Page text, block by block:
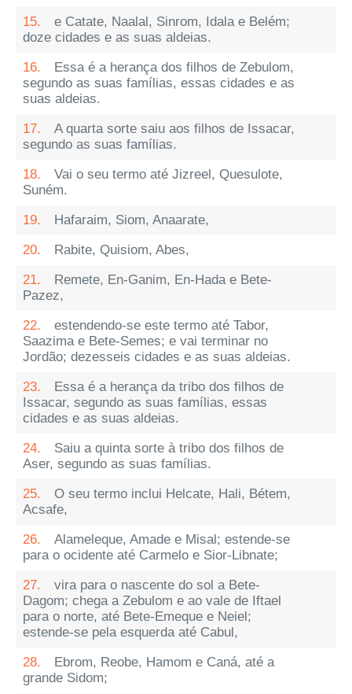
15.
e Catate, Naalal, Sinrom, Idala e Belém;
doze cidades e as suas aldeias.
16.
Essa é a herança dos filhos de Zebulom,
segundo as suas famílias, essas cidades e as
suas aldeias.
17.
A quarta sorte saiu aos filhos de Issacar,
segundo as suas famílias.
18.
Vai o seu termo até Jizreel, Quesulote,
Suném.
19.
Hafaraim, Siom, Anaarate,
20.
Rabite, Quisiom, Abes,
21.
Remete, En-Ganim, En-Hada e Bete-
Pazez,
22.
estendendo-se este termo até Tabor,
Saazima e Bete-Semes; e vai terminar no
Jordão; dezesseis cidades e as suas aldeias.
23.
Essa é a herança da tribo dos filhos de
Issacar, segundo as suas famílias, essas
cidades e as suas aldeias.
24.
Saiu a quinta sorte à tribo dos filhos de
Aser, segundo as suas famílias.
25.
O seu termo inclui Helcate, Hali, Bétem,
Acsafe,
26.
Alameleque, Amade e Misal; estende-se
para o ocidente até Carmelo e Sior-Libnate;
27.
vira para o nascente do sol a Bete-
Dagom; chega a Zebulom e ao vale de Iftael
para o norte, até Bete-Emeque e Neiel;
estende-se pela esquerda até Cabul,
28.
Ebrom, Reobe, Hamom e Caná, até a
grande Sidom;